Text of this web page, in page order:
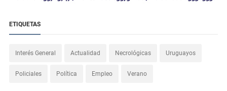
ETIQUETAS
Interés General Actualidad Necrológicas Uruguayos
Policiales Política Empleo Verano